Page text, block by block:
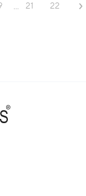
... 21 22